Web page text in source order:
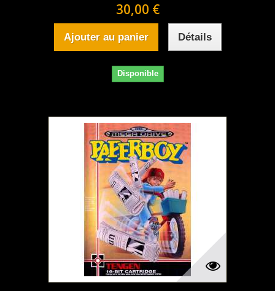
30,00 €
Ajouter au panier Détails
Disponible